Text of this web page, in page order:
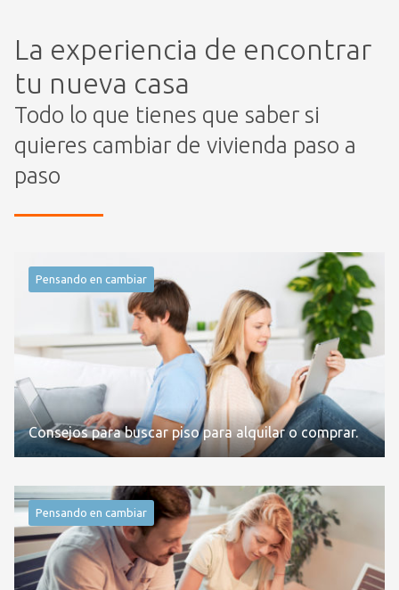
La experiencia de encontrar
tu nueva casa
Todo lo que tienes que saber si
quieres cambiar de vivienda paso a
paso
Pensando en cambiar
Consejos para buscar piso para alquilar o comprar.
Pensando en cambiar